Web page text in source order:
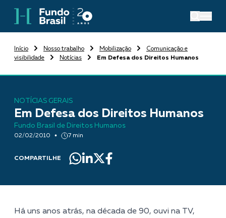
Início Nosso trabalho Mobilização
Comunicação e
visibilidade
Notícias Em Defesa dos Direitos Humanos
NOTÍCIAS GERAIS
Em Defesa dos Direitos Humanos
Fundo Brasil de Direitos Humanos
02/02/2010 7 min
COMPARTILHE
Há uns anos atrás, na década de 90, ouvi na TV,